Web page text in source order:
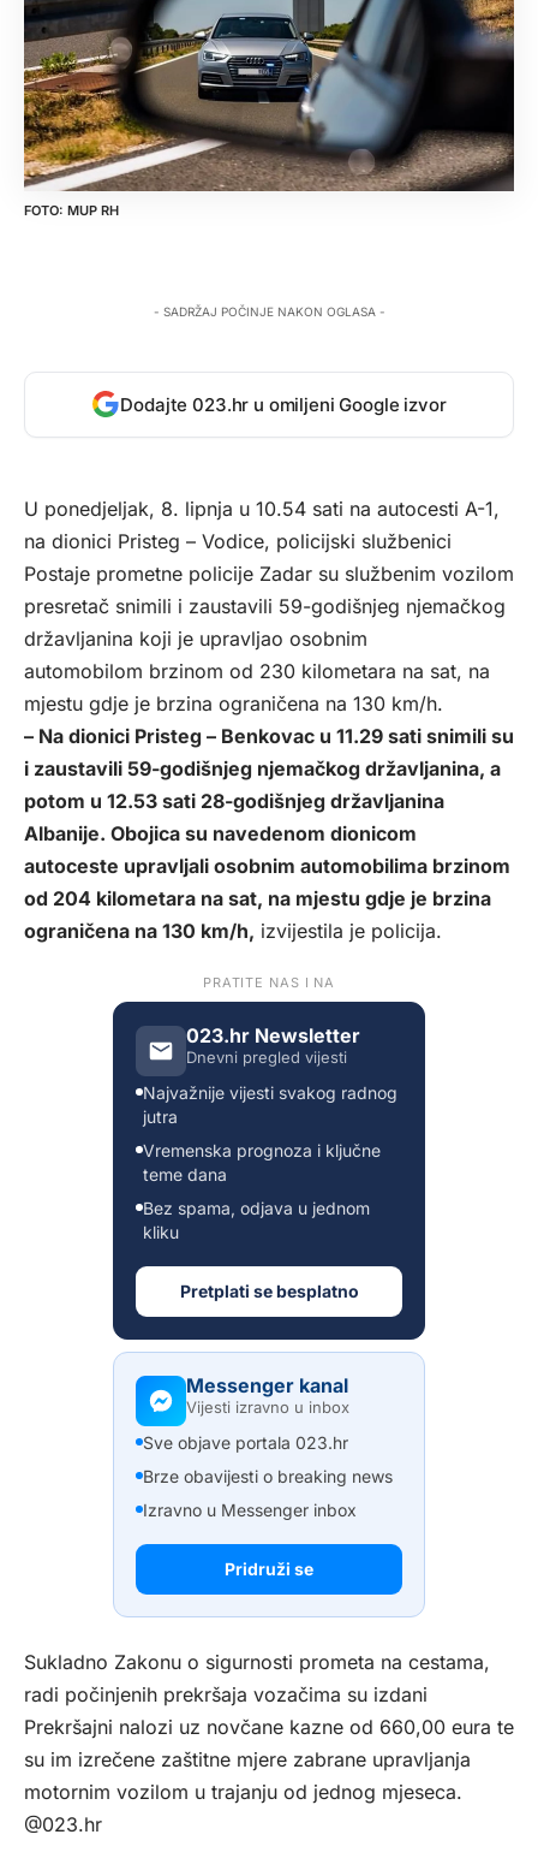
MUP RH
- SADRŽAJ POČINJE NAKON OGLASA -
Dodajte 023.hr u omiljeni Google izvor
U ponedjeljak, 8. lipnja u 10.54 sati na autocesti A-1,
na dionici Pristeg – Vodice, policijski službenici
Postaje prometne policije Zadar su službenim vozilom
presretač snimili i zaustavili 59-godišnjeg njemačkog
državljanina koji je upravljao osobnim
automobilom brzinom od 230 kilometara na sat, na
mjestu gdje je brzina ograničena na 130 km/h.
– Na dionici Pristeg – Benkovac u 11.29 sati snimili su
i zaustavili 59-godišnjeg njemačkog državljanina, a
potom u 12.53 sati 28-godišnjeg državljanina
Albanije. Obojica su navedenom dionicom
autoceste upravljali osobnim automobilima brzinom
od 204 kilometara na sat, na mjestu gdje je brzina
ograničena na 130 km/h, izvijestila je policija.
PRATITE NAS I NA
023.hr Newsletter
Dnevni pregled vijesti
Najvažnije vijesti svakog radnog
jutra
Vremenska prognoza i ključne
teme dana
Bez spama, odjava u jednom
kliku
Pretplati se besplatno
Messenger kanal
Vijesti izravno u inbox
Sve objave portala 023.hr
Brze obavijesti o breaking news
Izravno u Messenger inbox
Pridruži se
Sukladno Zakonu o sigurnosti prometa na cestama,
radi počinjenih prekršaja vozačima su izdani
Prekršajni nalozi uz novčane kazne od 660,00 eura te
su im izrečene zaštitne mjere zabrane upravljanja
motornim vozilom u trajanju od jednog mjeseca.
@023.hr